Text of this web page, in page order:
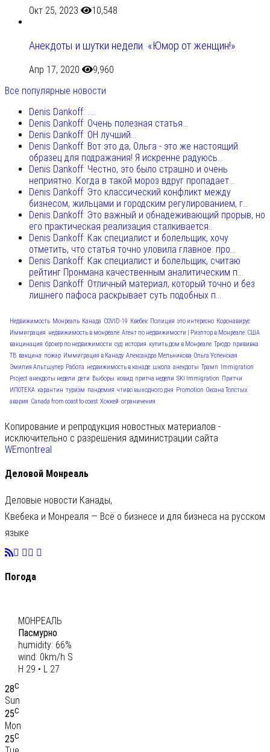
Окт 25, 2023 10,548
Анекдоты и шутки недели. «Юмор от женщин!»
Апр 17, 2020
9,960
Все популярные новости
Denis Dankoff: .....
Denis Dankoff: Очень полезная статья...
Denis Dankoff: ОН лучший...
Denis Dankoff: Вот это да, Ольга - это же настоящий
образец для подражания! Я искренне радуюсь...
Denis Dankoff: Честно, это было страшно и очень
неприятно. Когда в такой мороз вдруг пропадает...
Denis Dankoff: Это классический конфликт между
бизнесом, жильцами и городским регулированием, г...
Denis Dankoff: Это важный и обнадеживающий прорыв, но
его практическая реализация сталкивается...
Denis Dankoff: Как специалист и болельщик, хочу
отметить, что статья точно уловила главное: про...
Denis Dankoff: Как специалист и болельщик, считаю
рейтинг Пронмана качественным аналитическим п...
Denis Dankoff: Отличный материал, который точно и без
лишнего пафоса раскрывает суть подобных п...
Недвижимость Монреаль Канада COVID-19 Квебек Полиция это интересно Коронавирус
Иммиграция недвижимость в монреале Агент по недвижимости | Риэлтор в Монреале США
вакцинация брокер по недвижимости суд история купить дом в Монреале Трюдо прививка
ТВ вакцина пожар Иммиграция в Канаду Александра Мельникова Ольга Успенская
Эмилия Альтшулер Работа недвижимость в канаде школа анекдоты Трамп Immigration
Project анекдоты недели дети Выборы ковид притча недели SKI Immigration Притчи
ИПОТЕКА карантин туризм пандемия чтиво выходного дня Promotion Оксана Толстых
авария Canada from coast to coast Хоккей ограничения
Копирование и репродукция новостных материалов -
исключительно с разрешения администрации сайта
WEmontreal
Деловой Монреаль
Деловые новости Канады,
Квебека и Монреаля — Всё о бизнесе и для бизнеса на русском
языке
Погода
МОНРЕАЛЬ
Пасмурно
humidity: 66%
wind: 0km/h S
H 29 • L 27
28C
Sun
25C
Mon
25C